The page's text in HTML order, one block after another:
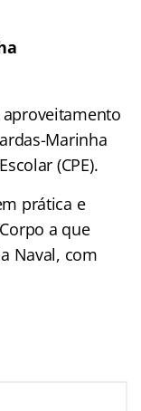
Marinha
(CPE).
prática e
a que
Naval, com